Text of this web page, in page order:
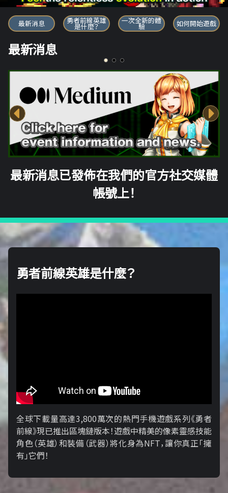
勇者前線英雄
最新消息 勇者前線英雄
是什麼？
一次全新的體
驗 如何開始遊戲
最新消息
最新消息已發佈在我們的官方社交媒體
帳號上！
勇者前線英雄是什麼？
全球下載量高達3,800萬次的熱門手機遊戲系列《勇者
前線》現已推出區塊鏈版本！遊戲中精美的像素靈感技能
角色（英雄）和裝備（武器）將化身為NFT，讓你真正「擁​​
有」它們！